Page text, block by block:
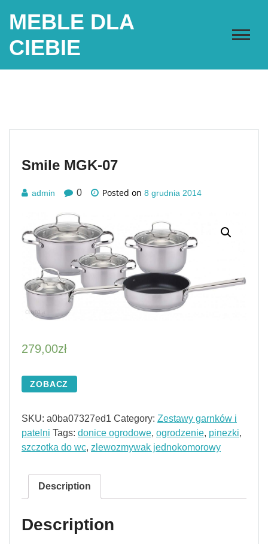
MEBLE DLA
CIEBIE
Smile MGK-07
admin 0 Posted on 8 grudnia 2014
279,00zł
ZOBACZ
SKU: a0ba07327ed1 Category: Zestawy garnków i
patelni Tags: donice ogrodowe, ogrodzenie, pinezki,
szczotka do wc, zlewozmywak jednokomorowy
Description
Description